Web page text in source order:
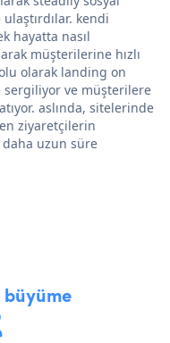
kendi
hayatta nasıl
müşterilerine hızlı
olarak landing on
ve müşterilere
aslında, sitelerinde
ziyaretçilerin
uzun süre